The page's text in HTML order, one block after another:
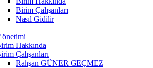
Birim Çalışanları
Nasıl Gidilir
Hakkında
Çalışanları
Rahşan GÜNER GEÇMEZ